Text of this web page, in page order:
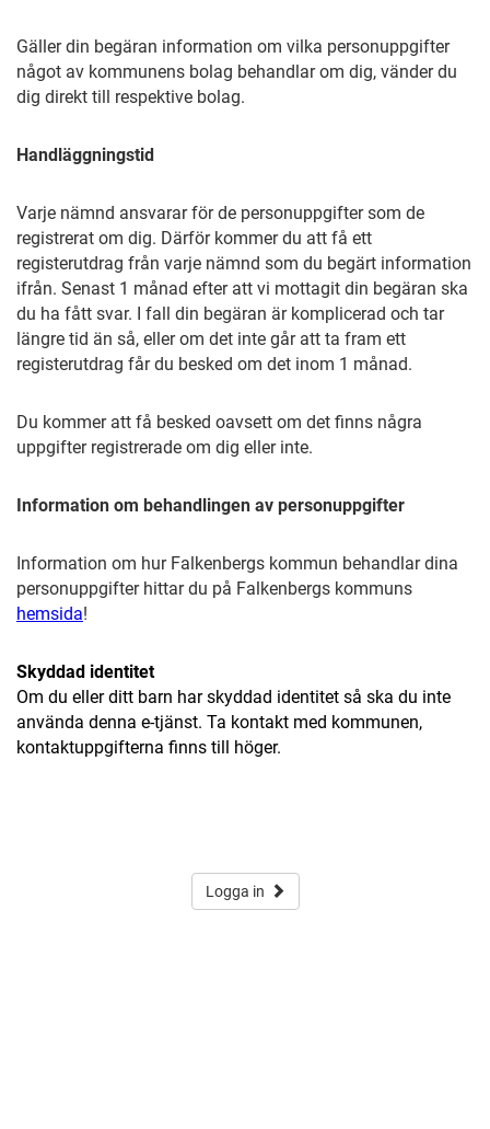
Gäller din begäran information om vilka personuppgifter
något av kommunens bolag behandlar om dig, vänder du
dig direkt till respektive bolag.
Handläggningstid
Varje nämnd ansvarar för de personuppgifter som de
registrerat om dig. Därför kommer du att få ett
registerutdrag från varje nämnd som du begärt information
ifrån. Senast 1 månad efter att vi mottagit din begäran ska
du ha fått svar. I fall din begäran är komplicerad och tar
längre tid än så, eller om det inte går att ta fram ett
registerutdrag får du besked om det inom 1 månad.
Du kommer att få besked oavsett om det finns några
uppgifter registrerade om dig eller inte.
Information om behandlingen av personuppgifter
Information om hur Falkenbergs kommun behandlar dina
personuppgifter hittar du på Falkenbergs kommuns
hemsida!
Skyddad identitet
Om du eller ditt barn har skyddad identitet så ska du inte
använda denna e-tjänst. Ta kontakt med kommunen,
kontaktuppgifterna finns till höger.
Logga in